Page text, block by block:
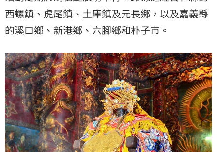
西螺鎮、虎尾鎮、土庫鎮及元長鄉，以及嘉義縣
的溪口鄉、新港鄉、六腳鄉和朴子市。